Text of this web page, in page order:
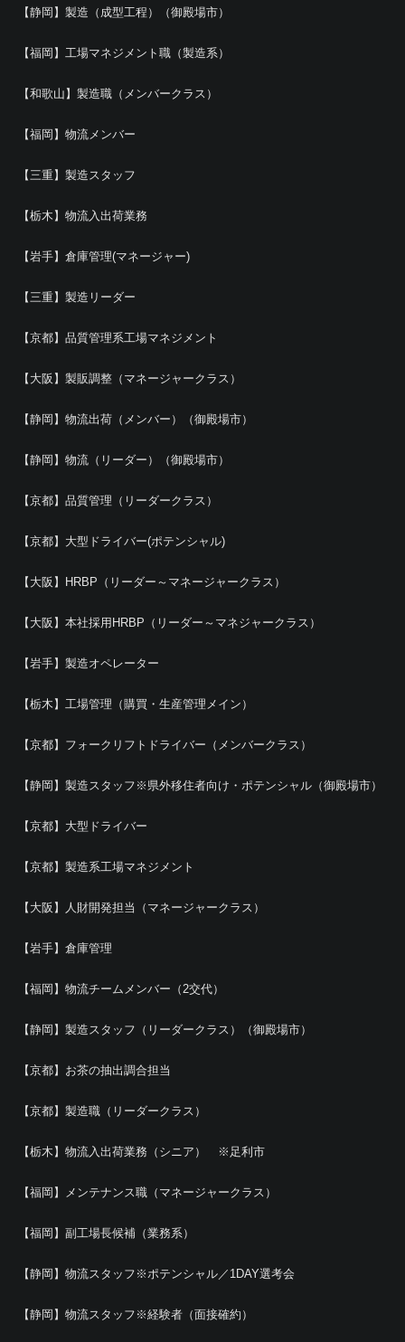
【静岡】製造（成型工程）（御殿場市）
【福岡】工場マネジメント職（製造系）
【和歌山】製造職（メンバークラス）
【福岡】物流メンバー
【三重】製造スタッフ
【栃木】物流入出荷業務
【岩手】倉庫管理(マネージャー)
【三重】製造リーダー
【京都】品質管理系工場マネジメント
【大阪】製販調整（マネージャークラス）
【静岡】物流出荷（メンバー）（御殿場市）
【静岡】物流（リーダー）（御殿場市）
【京都】品質管理（リーダークラス）
【京都】大型ドライバー(ポテンシャル)
【大阪】HRBP（リーダー～マネージャークラス）
【大阪】本社採用HRBP（リーダー～マネジャークラス）
【岩手】製造オペレーター
【栃木】工場管理（購買・生産管理メイン）
【京都】フォークリフトドライバー（メンバークラス）
【静岡】製造スタッフ※県外移住者向け・ポテンシャル（御殿場市）
【京都】大型ドライバー
【京都】製造系工場マネジメント
【大阪】人財開発担当（マネージャークラス）
【岩手】倉庫管理
【福岡】物流チームメンバー（2交代）
【静岡】製造スタッフ（リーダークラス）（御殿場市）
【京都】お茶の抽出調合担当
【京都】製造職（リーダークラス）
【栃木】物流入出荷業務（シニア） ※足利市
【福岡】メンテナンス職（マネージャークラス）
【福岡】副工場長候補（業務系）
【静岡】物流スタッフ※ポテンシャル／1DAY選考会
【静岡】物流スタッフ※経験者（面接確約）